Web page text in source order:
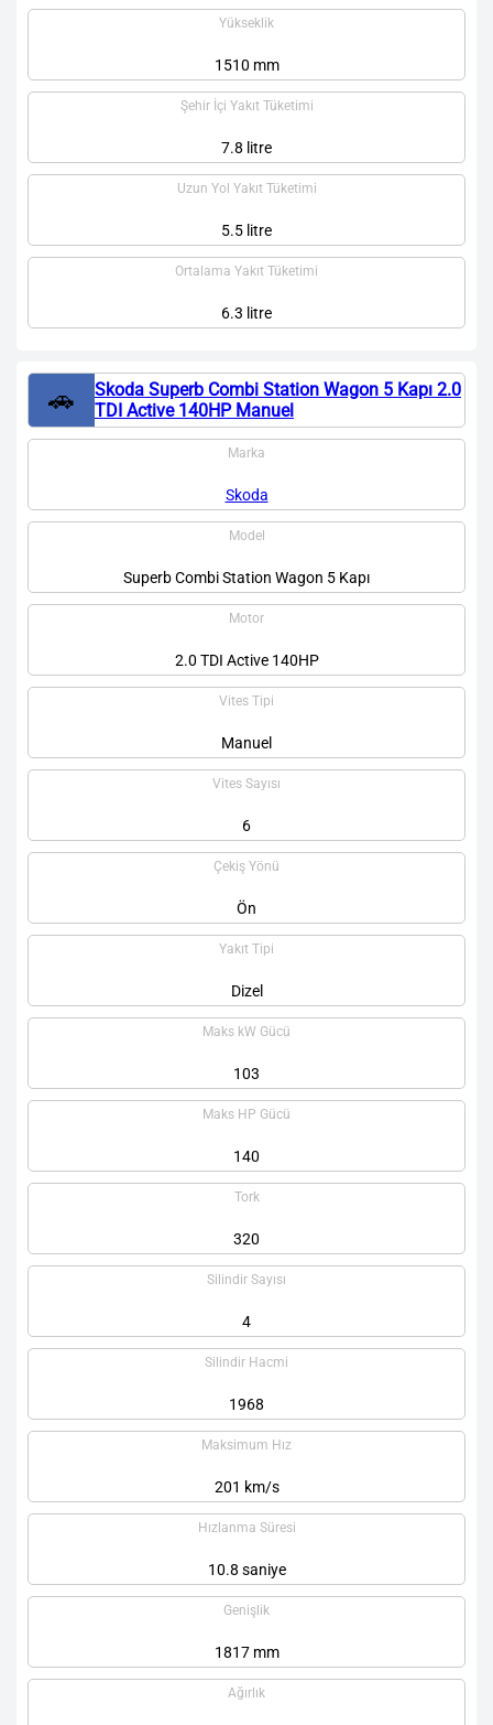
Yükseklik
1510 mm
Şehir İçi Yakıt Tüketimi
7.8 litre
Uzun Yol Yakıt Tüketimi
5.5 litre
Ortalama Yakıt Tüketimi
6.3 litre
🚗
Skoda Superb Combi Station Wagon 5 Kapı 2.0
TDI Active 140HP Manuel
Marka
Skoda
Model
Superb Combi Station Wagon 5 Kapı
Motor
2.0 TDI Active 140HP
Vites Tipi
Manuel
Vites Sayısı
6
Çekiş Yönü
Ön
Yakıt Tipi
Dizel
Maks kW Gücü
103
Maks HP Gücü
140
Tork
320
Silindir Sayısı
4
Silindir Hacmi
1968
Maksimum Hız
201 km/s
Hızlanma Süresi
10.8 saniye
Genişlik
1817 mm
Ağırlık